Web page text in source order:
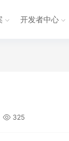
开发者中心
325